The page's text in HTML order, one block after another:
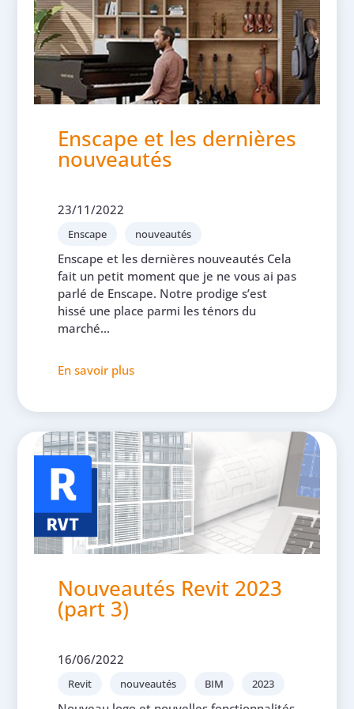
Enscape et les dernières
nouveautés
23/11/2022
Enscape nouveautés
Enscape et les dernières nouveautés Cela
fait un petit moment que je ne vous ai pas
parlé de Enscape. Notre prodige s’est
hissé une place parmi les ténors du
marché...
En savoir plus
Nouveautés Revit 2023
(part 3)
16/06/2022
Revit nouveautés BIM 2023